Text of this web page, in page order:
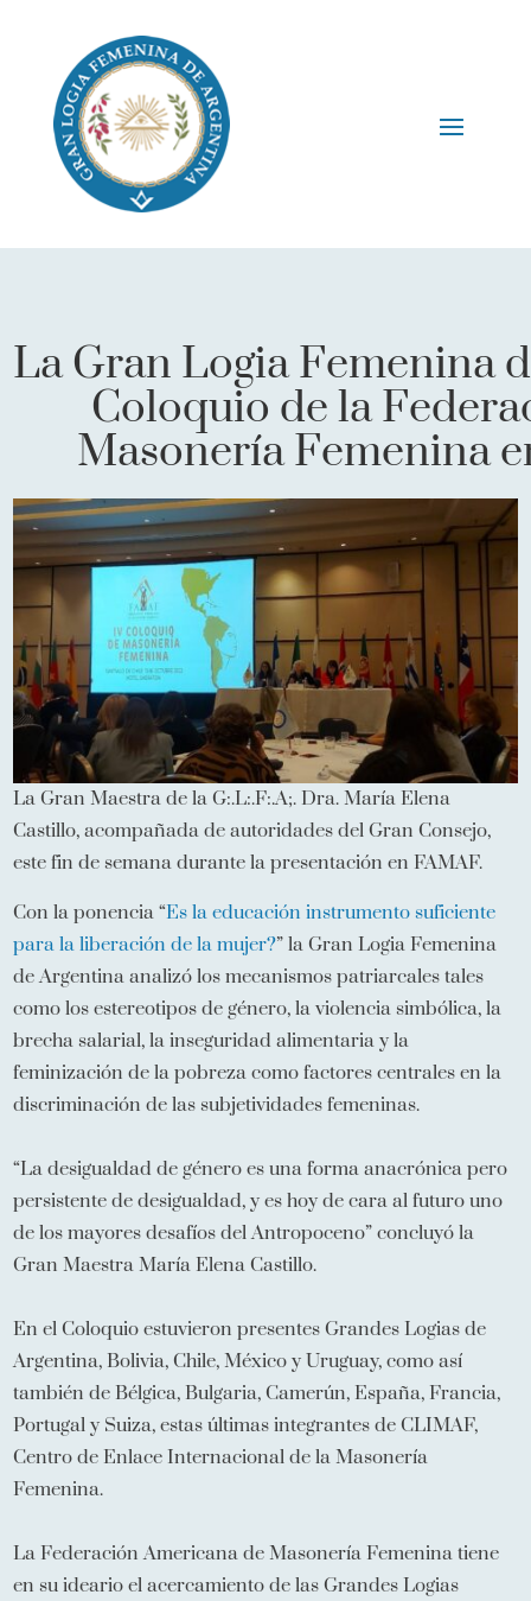
La Gran Logia Femenina
Coloquio de la
Masonería Femenina
La Gran Maestra de la G:.L:.F:.A;. Dra. María Elena
Castillo, acompañada de autoridades del Gran Consejo,
este fin de semana durante la presentación en FAMAF.
Con la ponencia “Es la educación instrumento suficiente
para la liberación de la mujer?” la Gran Logia Femenina
de Argentina analizó los mecanismos patriarcales tales
como los estereotipos de género, la violencia simbólica, la
brecha salarial, la inseguridad alimentaria y la
feminización de la pobreza como factores centrales en la
discriminación de las subjetividades femeninas.
“La desigualdad de género es una forma anacrónica pero
persistente de desigualdad, y es hoy de cara al futuro uno
de los mayores desafíos del Antropoceno” concluyó la
Gran Maestra María Elena Castillo.
En el Coloquio estuvieron presentes Grandes Logias de
Argentina, Bolivia, Chile, México y Uruguay, como así
también de Bélgica, Bulgaria, Camerún, España, Francia,
Portugal y Suiza, estas últimas integrantes de CLIMAF,
Centro de Enlace Internacional de la Masonería
Femenina.
La Federación Americana de Masonería Femenina tiene
en su ideario el acercamiento de las Grandes Logias